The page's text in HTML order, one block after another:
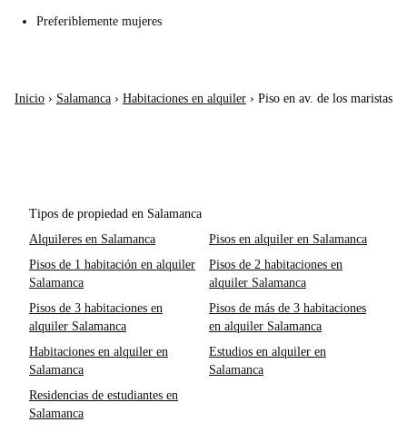
Preferiblemente mujeres
Inicio › Salamanca › Habitaciones en alquiler › Piso en av. de los maristas
Tipos de propiedad en Salamanca
Alquileres en Salamanca
Pisos en alquiler en Salamanca
Pisos de 1 habitación en alquiler
Salamanca
Pisos de 2 habitaciones en
alquiler Salamanca
Pisos de 3 habitaciones en
alquiler Salamanca
Pisos de más de 3 habitaciones
en alquiler Salamanca
Habitaciones en alquiler en
Salamanca
Estudios en alquiler en
Salamanca
Residencias de estudiantes en
Salamanca